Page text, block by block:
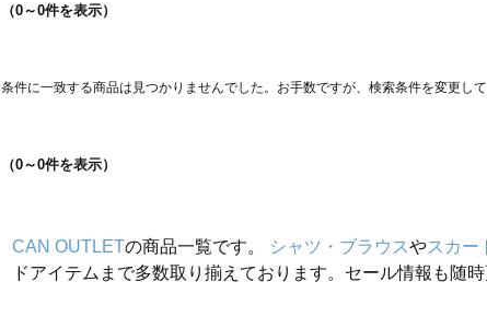
（0～0件を表示）
条件に一致する商品は見つかりませんでした。お手数ですが、検索条件を変更して
（0～0件を表示）
CAN OUTLETの商品一覧です。 シャツ・ブラウスやスカー
ドアイテムまで多数取り揃えております。セール情報も随